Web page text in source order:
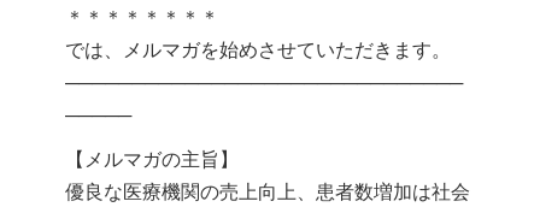
＊＊＊＊＊＊＊＊
では、メルマガを始めさせていただきます。
──────────────────────────────
─────
【メルマガの主旨】
優良な医療機関の売上向上、患者数増加は社会